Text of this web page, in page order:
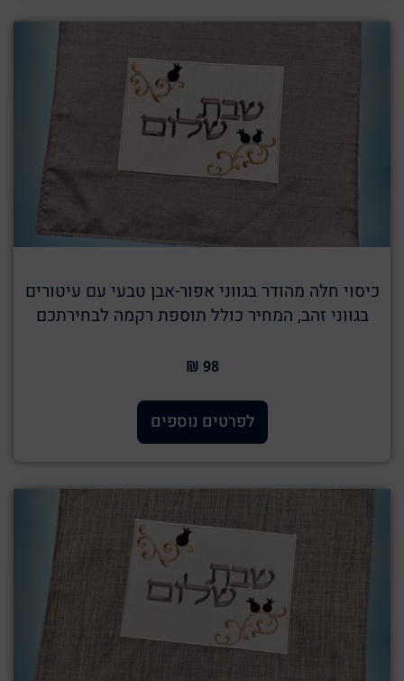
כיסוי חלה מהודר בגווני אפור-אבן טבעי עם עיטורים
בגווני זהב, המחיר כולל תוספת רקמה לבחירתכם
98 ₪
לפרטים נוספים